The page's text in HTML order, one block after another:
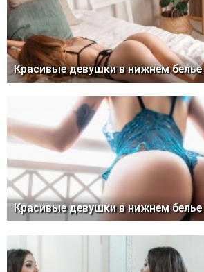
Красивые девушки в нижнем белье
Красивые девушки в нижнем